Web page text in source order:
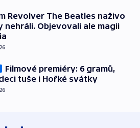
Revolver The Beatles naživo
nehráli. Objevovali ale magii
Filmové premiéry: 6 gramů,
tuše i Hořké svátky